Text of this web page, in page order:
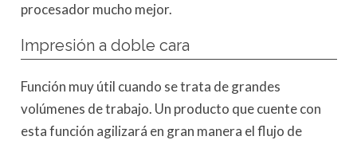
procesador mucho mejor.
Impresión a doble cara
Función muy útil cuando se trata de grandes
volúmenes de trabajo. Un producto que cuente con
esta función agilizará en gran manera el flujo de